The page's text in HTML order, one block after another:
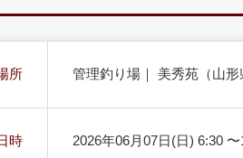
所 管理釣り場｜ 美秀苑（山形
時 2026年06月07日(日) 6:30 〜